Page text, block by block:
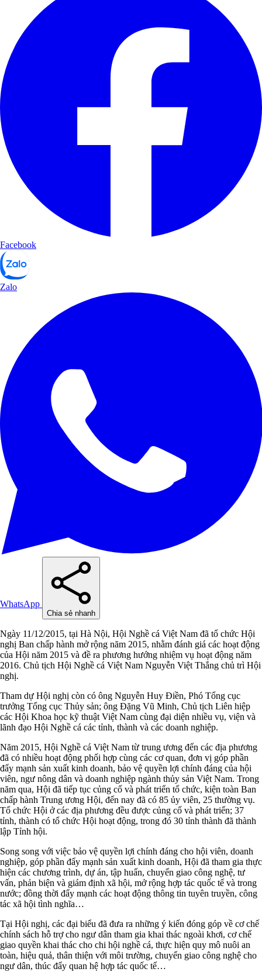
Facebook
Zalo
WhatsApp
Chia sẻ nhanh
Ngày 11/12/2015, tại Hà Nội, Hội Nghề cá Việt Nam đã tổ chức Hội
nghị Ban chấp hành mở rộng năm 2015, nhằm đánh giá các hoạt động
của Hội năm 2015 và đề ra phương hướng nhiệm vụ hoạt động năm
2016. Chủ tịch Hội Nghề cá Việt Nam Nguyễn Việt Thắng chủ trì Hội
nghị.
Tham dự Hội nghị còn có ông Nguyễn Huy Điền, Phó Tổng cục
trưởng Tổng cục Thủy sản; ông Đặng Vũ Minh, Chủ tịch Liên hiệp
các Hội Khoa học kỹ thuật Việt Nam cùng đại diện nhiều vụ, viện và
lãnh đạo Hội Nghề cá các tỉnh, thành và các doanh nghiệp.
Năm 2015, Hội Nghề cá Việt Nam từ trung ương đến các địa phương
đã có nhiều hoạt động phối hợp cùng các cơ quan, đơn vị góp phần
đẩy mạnh sản xuất kinh doanh, bảo vệ quyền lợi chính đáng của hội
viên, ngư nông dân và doanh nghiệp ngành thủy sản Việt Nam. Trong
năm qua, Hội đã tiếp tục củng cố và phát triển tổ chức, kiện toàn Ban
chấp hành Trung ương Hội, đến nay đã có 85 ủy viên, 25 thường vụ.
Tổ chức Hội ở các địa phương đều được củng cố và phát triển; 37
tỉnh, thành có tổ chức Hội hoạt động, trong đó 30 tỉnh thành đã thành
lập Tỉnh hội.
Song song với việc bảo vệ quyền lợi chính đáng cho hội viên, doanh
nghiệp, góp phần đẩy mạnh sản xuất kinh doanh, Hội đã tham gia thực
hiện các chương trình, dự án, tập huấn, chuyển giao công nghệ, tư
vấn, phản biện và giám định xã hội, mở rộng hợp tác quốc tế và trong
nước; đồng thời đẩy mạnh các hoạt động thông tin tuyên truyền, công
tác xã hội tình nghĩa…
Tại Hội nghị, các đại biểu đã đưa ra những ý kiến đóng góp về cơ chế
chính sách hỗ trợ cho ngư dân tham gia khai thác ngoài khơi, cơ chế
giao quyền khai thác cho chi hội nghề cá, thực hiện quy mô nuôi an
toàn, hiệu quả, thân thiện với môi trường, chuyển giao công nghệ cho
ngư dân, thúc đẩy quan hệ hợp tác quốc tế…